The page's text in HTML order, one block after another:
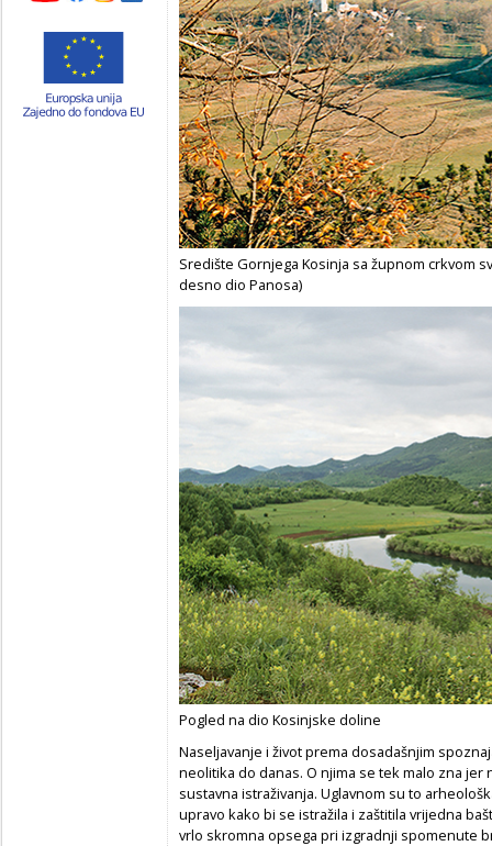
Središte Gornjega Kosinja sa župnom crkvom
desno dio Panosa)
Pogled na dio Kosinjske doline
Naseljavanje i život prema dosadašnjim
neolitika do danas. O njima se tek malo zna
sustavna istraživanja. Uglavnom su to
upravo kako bi se istražila i zaštitila vrijedna
vrlo skromna opsega pri izgradnji spomenute